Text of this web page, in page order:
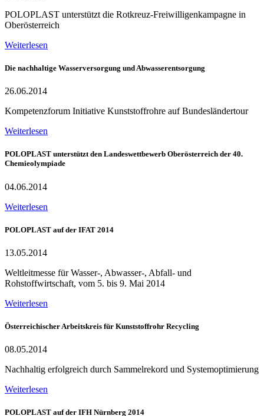
POLOPLAST unterstützt die Rotkreuz-Freiwilligenkampagne in
Oberösterreich
Weiterlesen
Die nachhaltige Wasserversorgung und Abwasserentsorgung
26.06.2014
Kompetenzforum Initiative Kunststoffrohre auf Bundesländertour
Weiterlesen
POLOPLAST unterstützt den Landeswettbewerb Oberösterreich der 40.
Chemieolympiade
04.06.2014
Weiterlesen
POLOPLAST auf der IFAT 2014
13.05.2014
Weltleitmesse für Wasser-, Abwasser-, Abfall- und
Rohstoffwirtschaft, vom 5. bis 9. Mai 2014
Weiterlesen
Österreichischer Arbeitskreis für Kunststoffrohr Recycling
08.05.2014
Nachhaltig erfolgreich durch Sammelrekord und Systemoptimierung
Weiterlesen
POLOPLAST auf der IFH Nürnberg 2014